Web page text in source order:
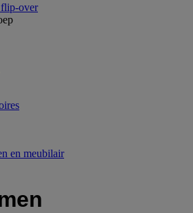
over
en meubilair